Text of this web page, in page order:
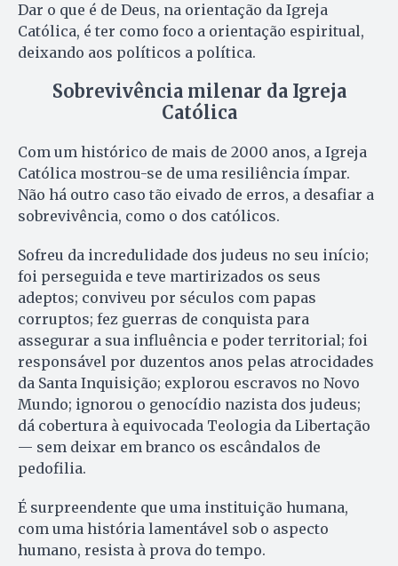
Dar o que é de Deus, na orientação da Igreja
Católica, é ter como foco a orientação espiritual,
deixando aos políticos a política.
Sobrevivência milenar da Igreja
Católica
Com um histórico de mais de 2000 anos, a Igreja
Católica mostrou-se de uma resiliência ímpar.
Não há outro caso tão eivado de erros, a desafiar a
sobrevivência, como o dos católicos.
Sofreu da incredulidade dos judeus no seu início;
foi perseguida e teve martirizados os seus
adeptos; conviveu por séculos com papas
corruptos; fez guerras de conquista para
assegurar a sua influência e poder territorial; foi
responsável por duzentos anos pelas atrocidades
da Santa Inquisição; explorou escravos no Novo
Mundo; ignorou o genocídio nazista dos judeus;
dá cobertura à equivocada Teologia da Libertação
— sem deixar em branco os escândalos de
pedofilia.
É surpreendente que uma instituição humana,
com uma história lamentável sob o aspecto
humano, resista à prova do tempo.